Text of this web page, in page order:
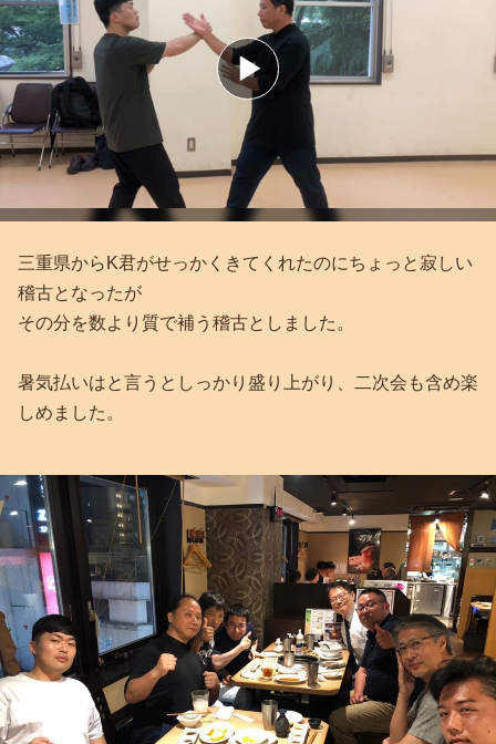
三重県からK君がせっかくきてくれたのにちょっと寂しい
稽古となったが
その分を数より質で補う稽古としました。
暑気払いはと言うとしっかり盛り上がり、二次会も含め楽
しめました。